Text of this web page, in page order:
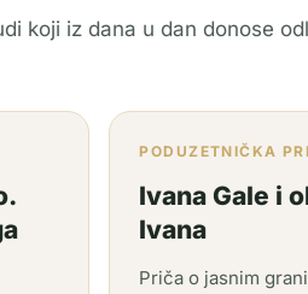
koji iz dana u dan donose
PODUZETNIČKA
Ivana Gale i
Ivana
Priča o jasnim